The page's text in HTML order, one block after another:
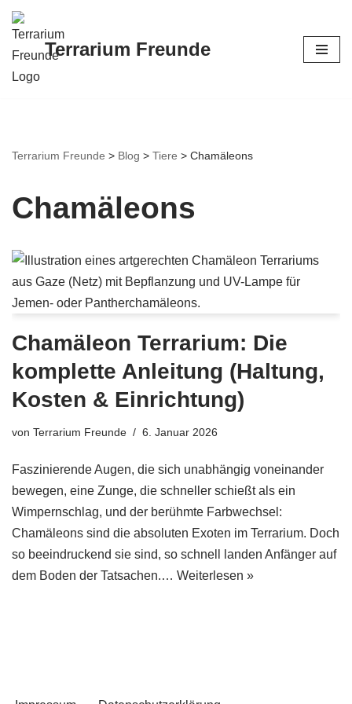
springen
Terrarium Freunde
Terrarium Freunde > Blog > Tiere > Chamäleons
Chamäleons
Chamäleon Terrarium: Die
komplette Anleitung (Haltung,
Kosten & Einrichtung)
von Terrarium Freunde 6. Januar 2026
Faszinierende Augen, die sich unabhängig voneinander
bewegen, eine Zunge, die schneller schießt als ein
Wimpernschlag, und der berühmte Farbwechsel:
Chamäleons sind die absoluten Exoten im Terrarium. Doch
so beeindruckend sie sind, so schnell landen Anfänger auf
dem Boden der Tatsachen.… Weiterlesen »